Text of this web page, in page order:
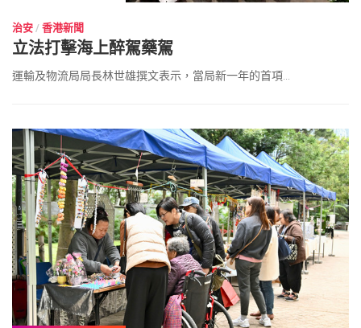
治安 / 香港新聞
立法打擊海上醉駕藥駕
運輸及物流局局長林世雄撰文表示，當局新一年的首項...